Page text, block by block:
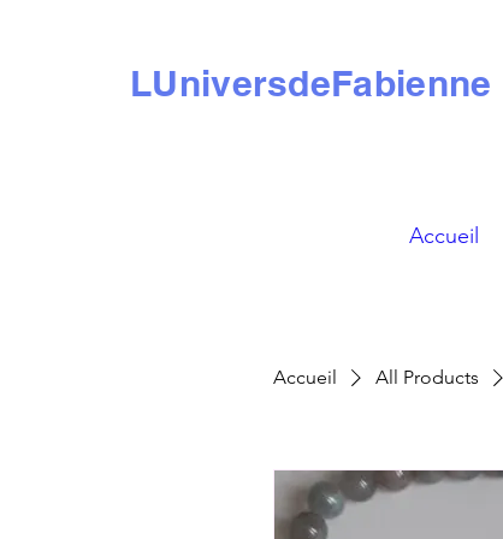
LUniversdeFabienne
Accueil
Accueil All Products